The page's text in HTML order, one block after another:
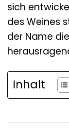
sich
des Weines
der Name
Inhalt